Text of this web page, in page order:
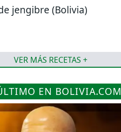
jengibre (Bolivia)
VER MÁS RECETAS +
EN BOLIVIA.COM